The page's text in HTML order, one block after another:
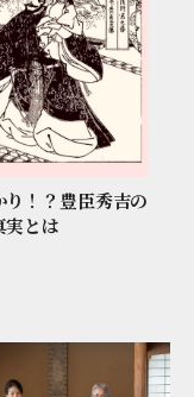
！？豊臣秀吉の
実とは